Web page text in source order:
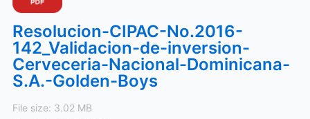
Resolucion-CIPAC-No.2016-
142_Validacion-de-inversion-
Cerveceria-Nacional-Dominicana-
S.A.-Golden-Boys
File size: 3.02 MB